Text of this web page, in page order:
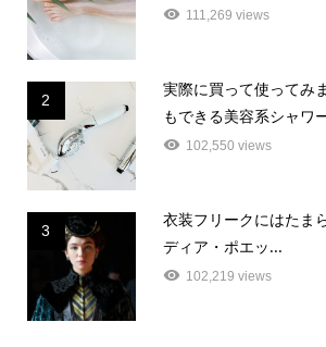
111,269 views
2
実際に買って使ってみ
もできる美容系シャワ
102,550 views
3
衣装フリークにはたま
ディア・ポエッ...
102,219 views